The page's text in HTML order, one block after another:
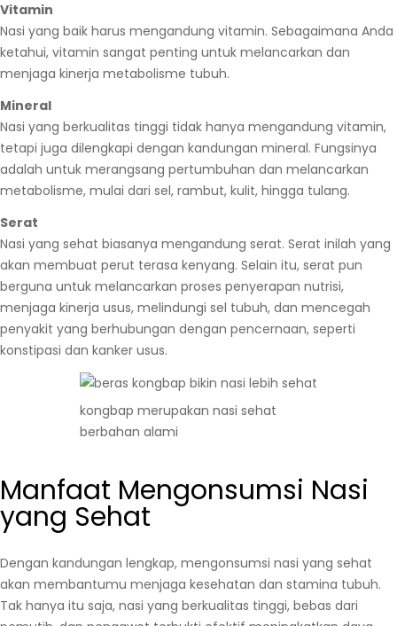
Vitamin
Nasi yang baik harus mengandung vitamin. Sebagaimana Anda
ketahui, vitamin sangat penting untuk melancarkan dan
menjaga kinerja metabolisme tubuh.
Mineral
Nasi yang berkualitas tinggi tidak hanya mengandung vitamin,
tetapi juga dilengkapi dengan kandungan mineral. Fungsinya
adalah untuk merangsang pertumbuhan dan melancarkan
metabolisme, mulai dari sel, rambut, kulit, hingga tulang.
Serat
Nasi yang sehat biasanya mengandung serat. Serat inilah yang
akan membuat perut terasa kenyang. Selain itu, serat pun
berguna untuk melancarkan proses penyerapan nutrisi,
menjaga kinerja usus, melindungi sel tubuh, dan mencegah
penyakit yang berhubungan dengan pencernaan, seperti
konstipasi dan kanker usus.
kongbap merupakan nasi sehat
berbahan alami
Manfaat Mengonsumsi Nasi
yang Sehat
Dengan kandungan lengkap, mengonsumsi nasi yang sehat
akan membantumu menjaga kesehatan dan stamina tubuh.
Tak hanya itu saja, nasi yang berkualitas tinggi, bebas dari